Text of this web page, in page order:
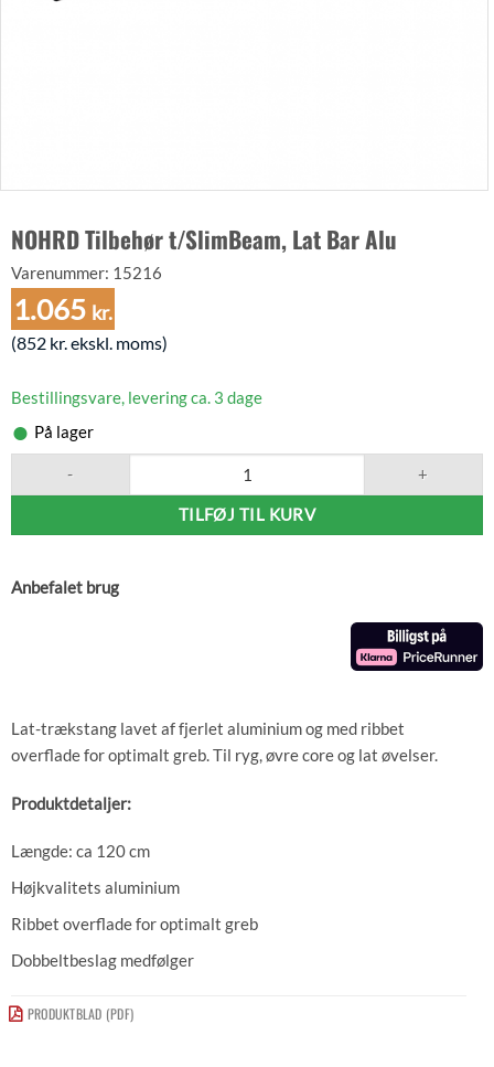
NOHRD Tilbehør t/SlimBeam, Lat Bar Alu
Varenummer: 15216
1.065 kr.
(852 kr.ekskl. moms)
Bestillingsvare, levering ca. 3 dage
På lager
TILFØJ TIL KURV
Anbefalet brug
Lat-trækstang lavet af fjerlet aluminium og med ribbet
overflade for optimalt greb. Til ryg, øvre core og lat øvelser.
Produktdetaljer:
Længde: ca 120 cm
Højkvalitets aluminium
Ribbet overflade for optimalt greb
Dobbeltbeslag medfølger
PRODUKTBLAD (PDF)